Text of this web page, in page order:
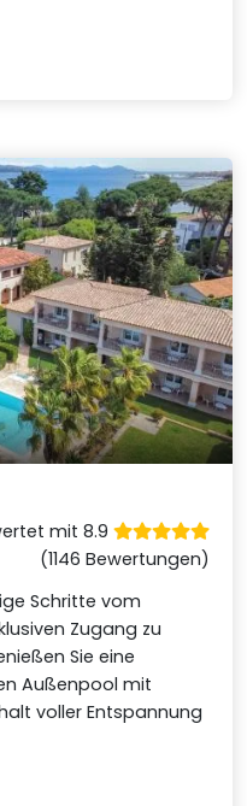
mit 8.9
(1146 Bewertungen)
Schritte vom
Zugang zu
Sie eine
Außenpool mit
voller Entspannung